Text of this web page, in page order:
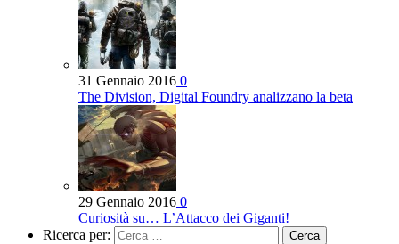
31 Gennaio 2016 0
The Division, Digital Foundry analizzano la beta
29 Gennaio 2016 0
Curiosità su… L’Attacco dei Giganti!
Ricerca per: